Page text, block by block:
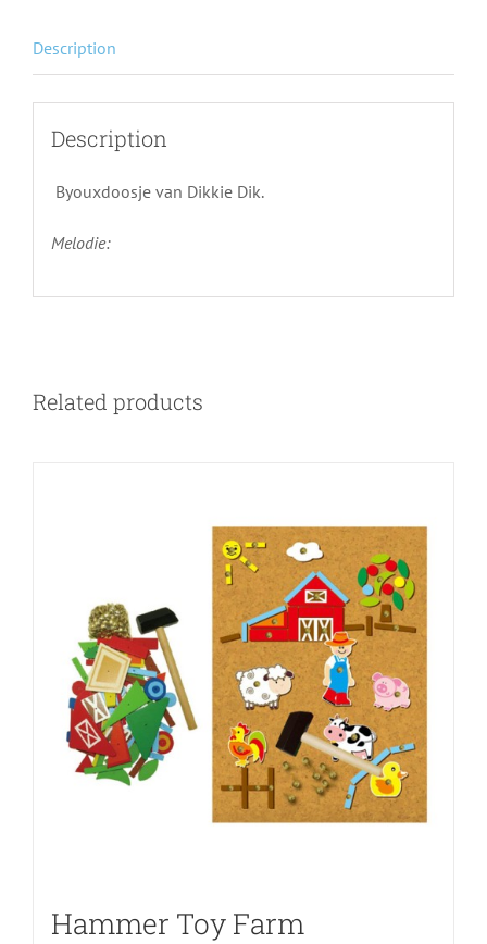
Description
Description
Byouxdoosje van Dikkie Dik.
Melodie:
Related products
Hammer Toy Farm